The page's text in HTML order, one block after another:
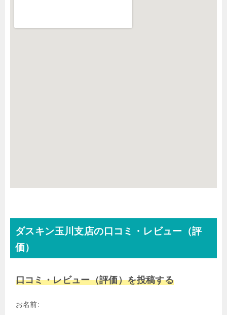
ダスキン玉川支店の口コミ・レビュー（評
価）
口コミ・レビュー（評価）を投稿する
お名前: